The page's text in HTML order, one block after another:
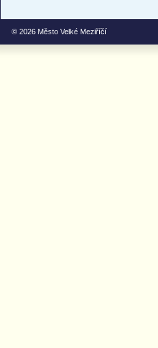
© 2026 Město Velké Meziříčí